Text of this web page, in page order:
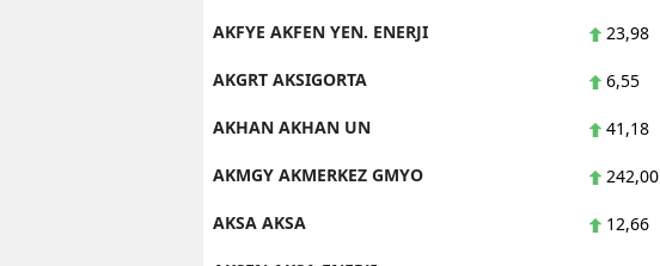
AKFYE AKFEN YEN. ENERJI 23,98
AKGRT AKSIGORTA 6,55
AKHAN AKHAN UN 41,18
AKMGY AKMERKEZ GMYO 242,00
AKSA AKSA 12,66